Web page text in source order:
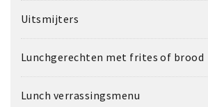
Uitsmijters
Lunchgerechten met frites of brood
Lunch verrassingsmenu